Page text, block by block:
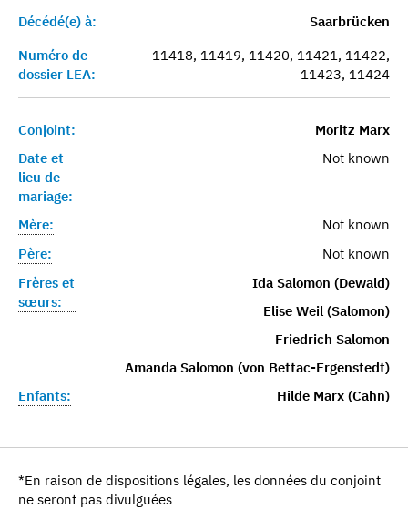
Décédé(e) à:
Saarbrücken
Numéro de
dossier LEA:
11418, 11419, 11420, 11421, 11422,
11423, 11424
Conjoint:
Moritz Marx
Date et
lieu de
mariage:
Not known
Mère:
Not known
Père:
Not known
Frères et
sœurs:
Ida Salomon (Dewald)
Elise Weil (Salomon)
Friedrich Salomon
Amanda Salomon (von Bettac-Ergenstedt)
Enfants:
Hilde Marx (Cahn)
*En raison de dispositions légales, les données du conjoint
ne seront pas divulguées